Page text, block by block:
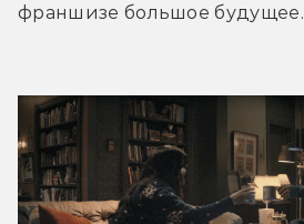
франшизе большое будущее.